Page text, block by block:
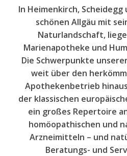
In Heimenkirch,
schönen Allgäu mit
Naturlandschaft,
Marienapotheke und
Die Schwerpunkte
weit über den
Apothekenbetrieb
der klassischen
ein großes Repertoire
homöopathischen und
Arzneimitteln – und
Beratungs- und